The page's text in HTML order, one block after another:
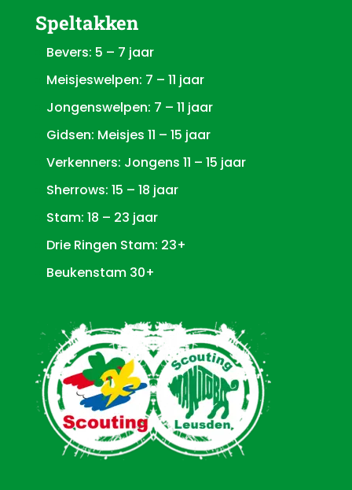
Speltakken
Bevers: 5 – 7 jaar
Meisjeswelpen: 7 – 11 jaar
Jongenswelpen: 7 – 11 jaar
Gidsen: Meisjes 11 – 15 jaar
Verkenners: Jongens 11 – 15 jaar
Sherrows: 15 – 18 jaar
Stam: 18 – 23 jaar
Drie Ringen Stam: 23+
Beukenstam 30+